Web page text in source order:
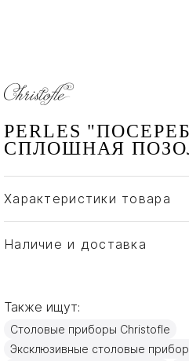
PERLES
СПЛОШНАЯ
Характеристики товара
Бренд
Страна производителя
Наличие и доставка
Также ищут:
Столовые приборы Christofle
Эксклюзивные столовые